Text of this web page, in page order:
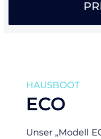
HAUSBOOT
ECO
Unser „Modell